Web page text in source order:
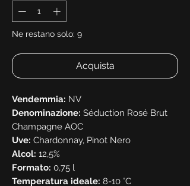
Ne restano solo: 9
Acquista
Vendemmia: NV
Denominazione: Séduction Rosé Brut
Champagne AOC
Uve: Chardonnay, Pinot Nero
Alcol: 12,5%
Formato: 0,75 l
Temperatura ideale: 8-10 °C